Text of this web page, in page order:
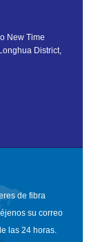
New Time
District,
de fibra
su correo
las 24 horas.